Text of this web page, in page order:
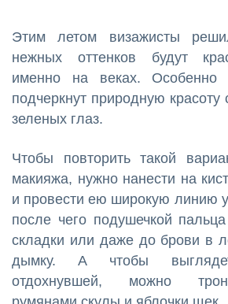
Этим летом визажисты
нежных оттенков будут
именно на веках. Особенно
подчеркнут природную
зеленых глаз.
Чтобы повторить такой
макияжа, нужно нанести на
и провести ею широкую линию
после чего подушечкой
складки или даже до брови в
дымку. А чтобы
отдохнувшей, можно